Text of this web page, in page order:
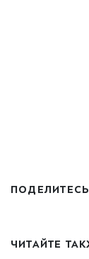
ЧИТАЙТЕ